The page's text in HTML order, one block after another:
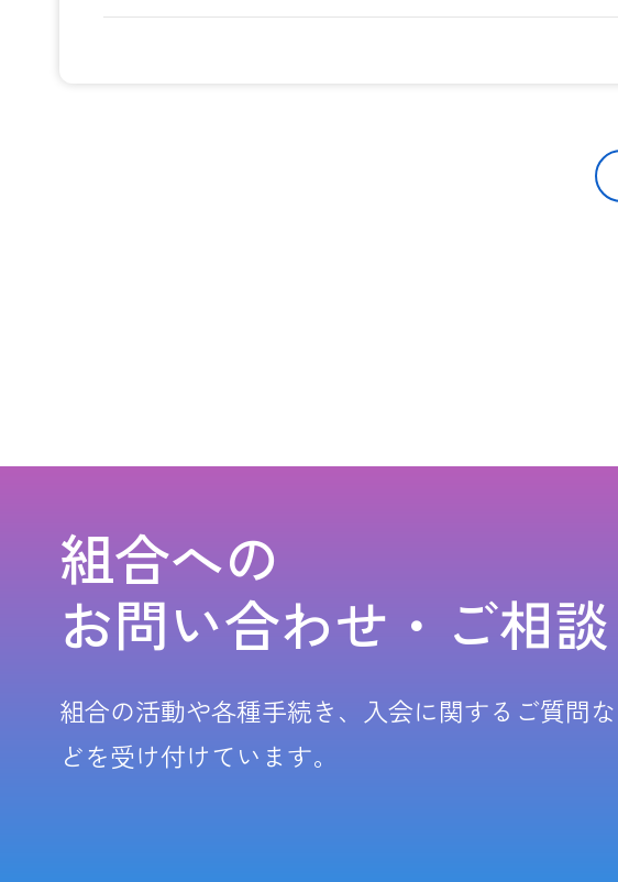
組合への
お問い合わせ・ご相談
組合の活動や各種手続き、入会に関するご質問な
どを受け付けています。